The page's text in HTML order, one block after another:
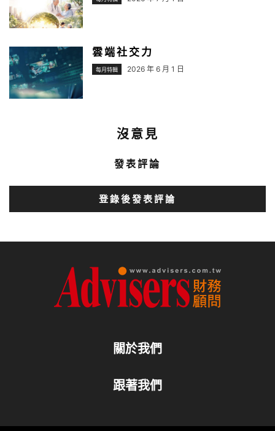
雲端社交力
每月特輯 2026 年 6 月 1 日
沒意見
發表評論
登錄後發表評論
關於我們
跟著我們